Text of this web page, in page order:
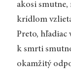
akosi
krídlom
Preto, hľadiac
k smrti
okamžitý